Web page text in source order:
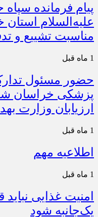
پیام فرمانده
علیه‌السلام
مناسبت تشییع و
1 ماه قبل
حضور مسئول
پزشکی خراسان
ارزیابان وزارت
1 ماه قبل
اطلاعیه مهم
1 ماه قبل
امنیت غذایی
یک‌جانبه شود